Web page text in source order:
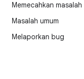
Memecahkan masalah
Masalah umum
Melaporkan bug